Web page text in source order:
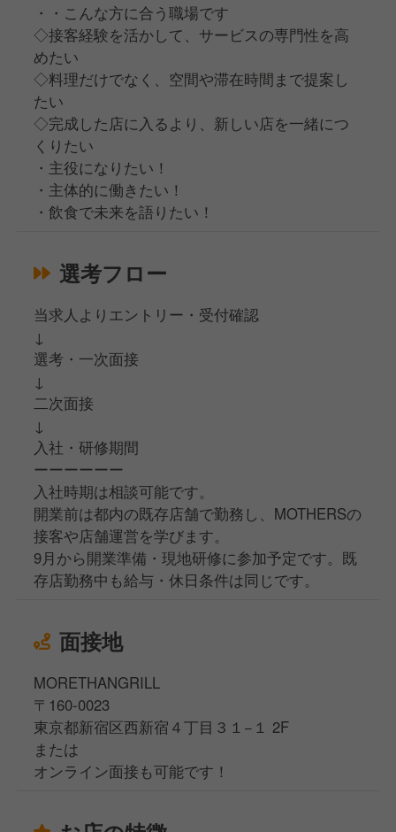
・・こんな方に合う職場です
◇接客経験を活かして、サービスの専門性を高
めたい
◇料理だけでなく、空間や滞在時間まで提案し
たい
◇完成した店に入るより、新しい店を一緒につ
くりたい
・主役になりたい！
・主体的に働きたい！
・飲食で未来を語りたい！
選考フロー
当求人よりエントリー・受付確認
↓
選考・一次面接
↓
二次面接
↓
入社・研修期間
ーーーーーー
入社時期は相談可能です。
開業前は都内の既存店舗で勤務し、MOTHERSの
接客や店舗運営を学びます。
9月から開業準備・現地研修に参加予定です。既
存店勤務中も給与・休日条件は同じです。
面接地
MORETHANGRILL
〒160-0023
東京都新宿区西新宿４丁目３１−１ 2F
または
オンライン面接も可能です！